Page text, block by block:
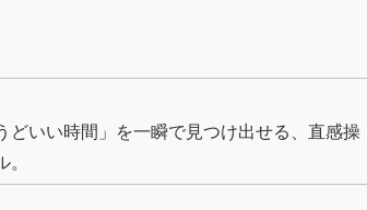
いい時間」を一瞬で見つけ出せる、直感操